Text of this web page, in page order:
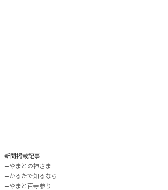
新聞掲載記事
—やまとの神さま
—かるたで知るなら
—やまと百寺参り